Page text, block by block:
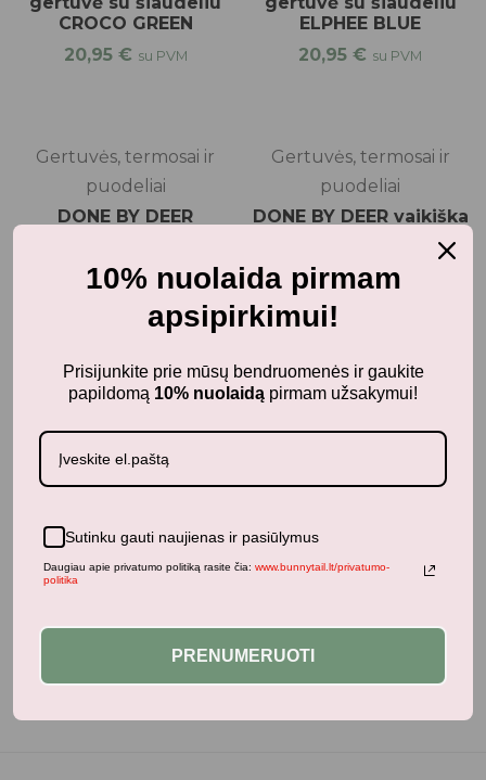
CROCO GREEN
20,95 € su PVM
ELPHEE BLUE
20,95€ su PVM
Gertuvės, termosai ir
puodeliai
DONE BY DEER
OZZO, POWDER
su PVM
Gertuvės, termosai ir
puodeliai
DONE BY DEER vaikiška
termogertuvė 340 ml
24,95€ su PVM
DONE BY DEER vaikiška
termogertuvė
SAND
24,95€ su PVM
10% nuolaida pirmam
apsipirkimui!
Prisijunkite prie mūsų bendruomenės ir gaukite
papildomą 10% nuolaidą pirmam užsakymui!
Sutinku gauti naujienas ir pasiūlymus
Daugiau apie privatumo politiką rasite čia: www.bunnytail.lt/privatumo-
politika
PRENUMERUOTI